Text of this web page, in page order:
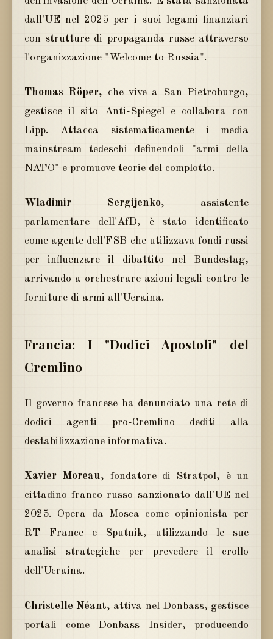
dall'UE nel 2025 per i suoi legami finanziari
con strutture di propaganda russe attraverso
l'organizzazione "Welcome to Russia".
Thomas Röper, che vive a San Pietroburgo,
gestisce il sito Anti-Spiegel e collabora con
Lipp. Attacca sistematicamente i media
mainstream tedeschi definendoli "armi della
NATO" e promuove teorie del complotto.
Wladimir Sergijenko, assistente
parlamentare dell'AfD, è stato identificato
come agente dell'FSB che utilizzava fondi russi
per influenzare il dibattito nel Bundestag,
arrivando a orchestrare azioni legali contro le
forniture di armi all'Ucraina.
Francia: I "Dodici Apostoli" del
Cremlino
Il governo francese ha denunciato una rete di
dodici agenti pro-Cremlino dediti alla
destabilizzazione informativa.
Xavier Moreau, fondatore di Stratpol, è un
cittadino franco-russo sanzionato dall'UE nel
2025. Opera da Mosca come opinionista per
RT France e Sputnik, utilizzando le sue
analisi strategiche per prevedere il crollo
dell'Ucraina.
Christelle Néant, attiva nel Donbass, gestisce
portali come Donbass Insider, producendo